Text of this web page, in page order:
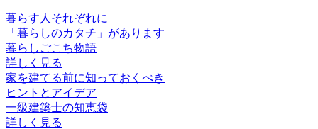
暮らす人それぞれに
「暮らしのカタチ」があります
暮らしごこち物語
詳しく見る
家を建てる前に知っておくべき
ヒントとアイデア
一級建築士の知恵袋
詳しく見る